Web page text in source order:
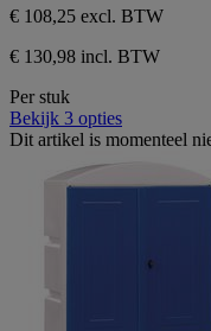
€ 108,25 excl. BTW
€ 130,98 incl. BTW
Per stuk
Bekijk 3 opties
Dit artikel is momenteel